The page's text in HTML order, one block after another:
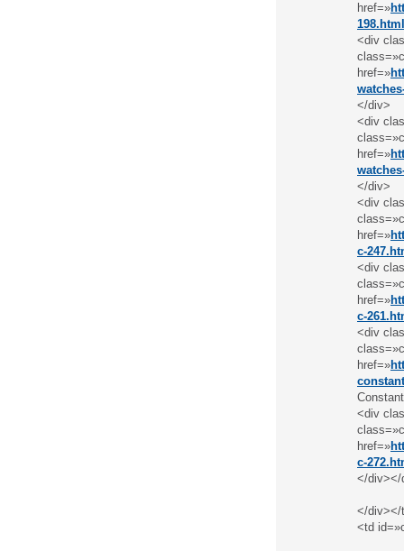
href=»
198.html
<div
href=»
</div>
<div
href=»
</div>
<div
href=»
c-
<div
href=»
c-
<div
href=»
<div
href=»
c-
</div></
</div></
<td